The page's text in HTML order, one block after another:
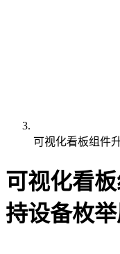
可视化看板组件
可视化看
持设备枚